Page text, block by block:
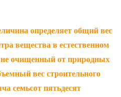
определяет общий вес
вещества в естественном
очищенный от природных
вес строительного
семьсот пятьдесят